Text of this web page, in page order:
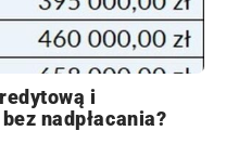
i
nadpłacania?